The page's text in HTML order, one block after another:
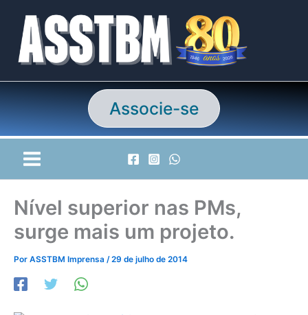
conteúdo
Associe-se
Nível superior nas PMs,
surge mais um projeto.
Por ASSTBM Imprensa /29 de julho de 2014